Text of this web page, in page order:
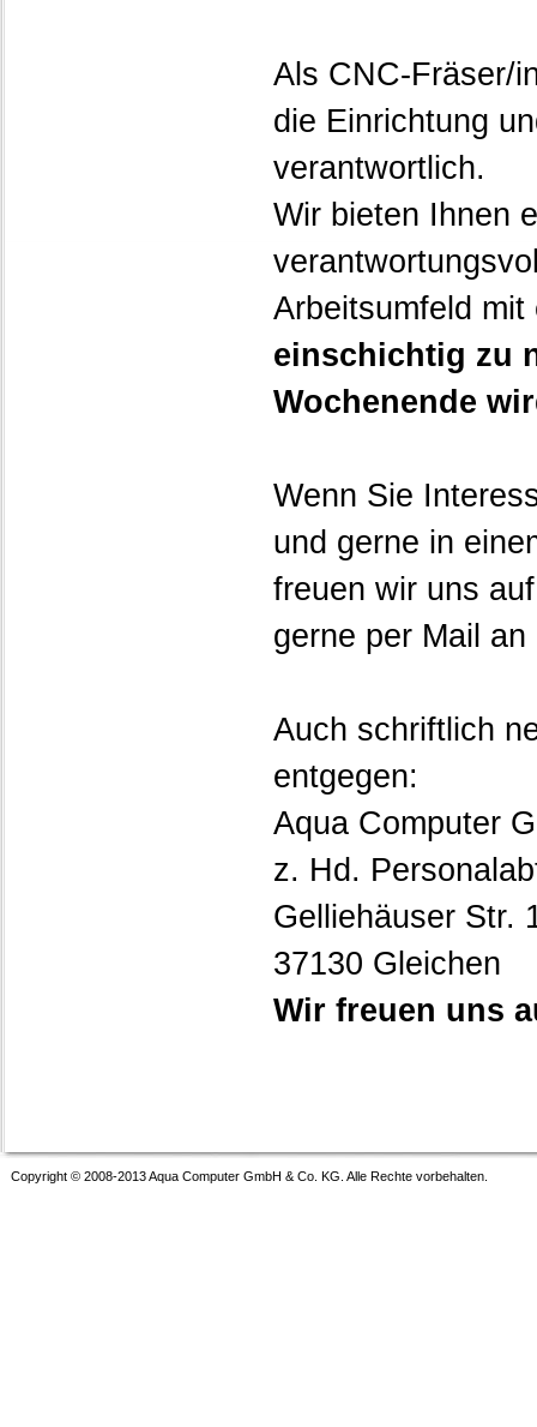
Als CNC-Fräser/
die Einrichtung
verantwortlich.
Wir bieten Ihnen
Arbeitsumfeld
einschichtig zu
Wochenende
Wenn Sie
und gerne in
freuen wir uns
gerne per Mail
Auch schriftlich
entgegen:
Aqua Computer
z. Hd.
Gelliehäuser Str.
37130 Gleichen
Wir freuen uns
Copyright © 2008-2013 Aqua Computer GmbH & Co. KG. Alle Rechte vorbehalten.